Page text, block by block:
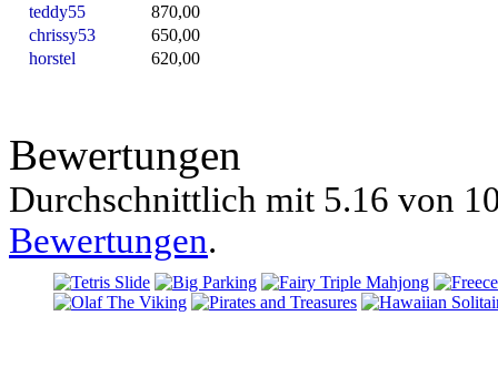
teddy55
870,00
chrissy53
650,00
horstel
620,00
Bewertungen
Durchschnittlich mit 5.16 von
Bewertungen.